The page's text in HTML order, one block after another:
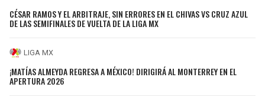
CÉSAR RAMOS Y EL ARBITRAJE, SIN ERRORES EN EL CHIVAS VS CRUZ AZUL
DE LAS SEMIFINALES DE VUELTA DE LA LIGA MX
LIGA MX
¡MATÍAS ALMEYDA REGRESA A MÉXICO! DIRIGIRÁ AL MONTERREY EN EL
APERTURA 2026